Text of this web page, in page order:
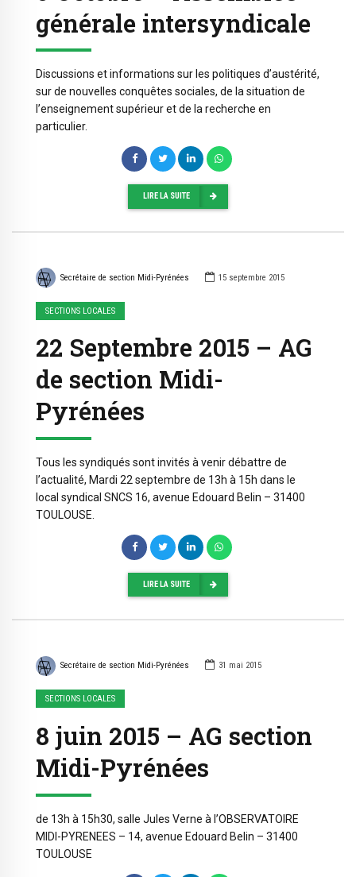
générale intersyndicale
Discussions et informations sur les politiques d’austérité,
sur de nouvelles conquêtes sociales, de la situation de
l’enseignement supérieur et de la recherche en
particulier.
LIRE LA SUITE
Secrétaire de section Midi-Pyrénées 15 septembre 2015
SECTIONS LOCALES
22 Septembre 2015 – AG
de section Midi-
Pyrénées
Tous les syndiqués sont invités à venir débattre de
l’actualité, Mardi 22 septembre de 13h à 15h dans le
local syndical SNCS 16, avenue Edouard Belin – 31400
TOULOUSE.
LIRE LA SUITE
Secrétaire de section Midi-Pyrénées 31 mai 2015
SECTIONS LOCALES
8 juin 2015 – AG section
Midi-Pyrénées
de 13h à 15h30, salle Jules Verne à l’OBSERVATOIRE
MIDI-PYRENEES – 14, avenue Edouard Belin – 31400
TOULOUSE